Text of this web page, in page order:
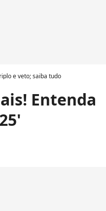
e veto; saiba tudo
Entenda